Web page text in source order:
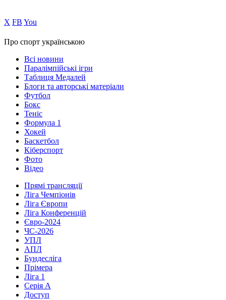
Х FB You
Про спорт українською
Всі новини
Паралімпійські ігри
Таблиця Медалей
Блоги та авторські матеріали
Футбол
Бокс
Теніс
Формула 1
Хокей
Баскетбол
Кіберспорт
Фото
Відео
Прямі трансляції
Ліга Чемпіонів
Ліга Європи
Ліга Конференцій
Євро-2024
ЧС-2026
УПЛ
АПЛ
Бундесліга
Прімера
Ліга 1
Серія А
Доступ